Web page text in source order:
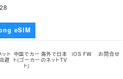
eSIM
eSIM更新のお知らせ
ト
避
中国でカー
ト(ゴーカー
ト)
海外で日本
のネットTV
iOS FW お問合せ